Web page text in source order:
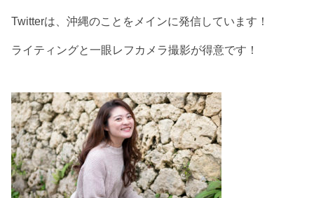
Twitterは、沖縄のことをメインに発信しています！
ライティングと一眼レフカメラ撮影が得意です！